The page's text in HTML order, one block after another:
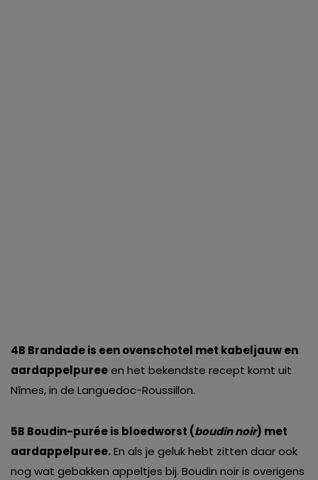
4B Brandade is een ovenschotel met kabeljauw en
aardappelpureeen het bekendste recept komt uit
Nîmes, in de Languedoc-Roussillon.
5B Boudin-purée is bloedworst (boudin noir) met
aardappelpuree.En als je geluk hebt zitten daar ook
nog wat gebakken appeltjes bij. Boudin noir is overigens